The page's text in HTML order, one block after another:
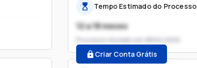
Tempo Estimado do Processo
12 a 18 meses
Processo iniciado em
Criar Conta Grátis